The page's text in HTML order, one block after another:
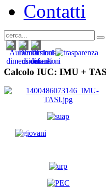
Contatti
Calcolo IUC: IMU +